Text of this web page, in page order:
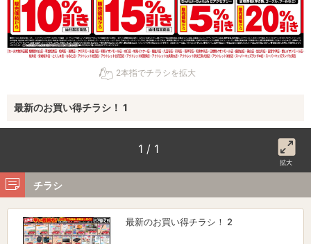
2本指でチラシを拡大
最新のお買い得チラシ！ 1
1 / 1
拡大
チラシ
最新のお買い得チラシ！ 2